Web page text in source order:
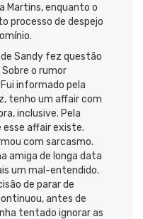
Martins, enquanto o
processo de despejo
Sandy fez questão
o rumor
informado pela
tenho um affair com
inclusive. Pela
affair existe.
com sarcasmo.
amiga de longa data
um mal-entendido.
de parar de
antes de
tentado ignorar as